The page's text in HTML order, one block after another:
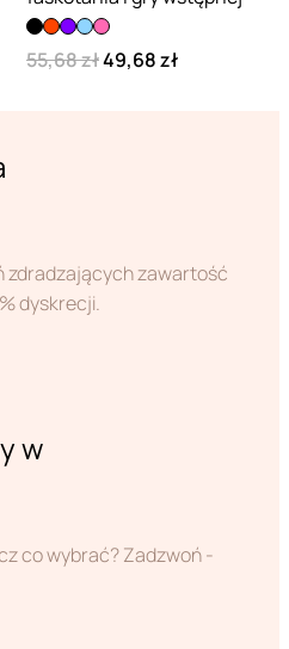
55,68 zł49,68 zł
zdradzających zawartość
dyskrecji.
w
co wybrać? Zadzwoń -